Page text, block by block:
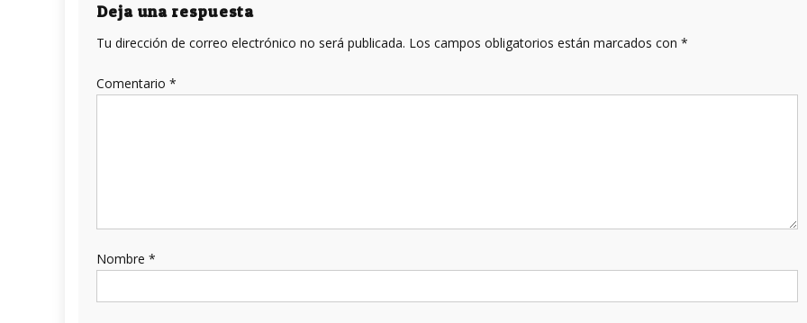
Deja una respuesta
Tu dirección de correo electrónico no será publicada. Los campos obligatorios están marcados con *
Comentario *
Nombre *